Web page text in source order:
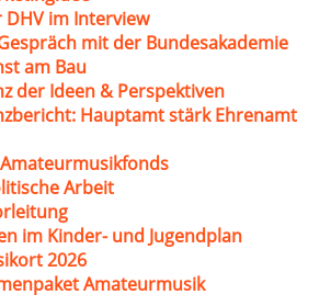
DHV im Interview
mit der Bundesakademie
am Bau
der Ideen & Perspektiven
Hauptamt stärk Ehrenamt
Arbeit
im Kinder- und Jugendplan
2026
Amateurmusik